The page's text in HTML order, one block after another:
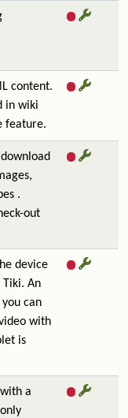
content.
in wiki
feature.
.
out
device
Tiki. An
can
with
is
a